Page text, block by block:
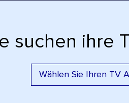
suchen ihre
Wählen Sie Ihren TV